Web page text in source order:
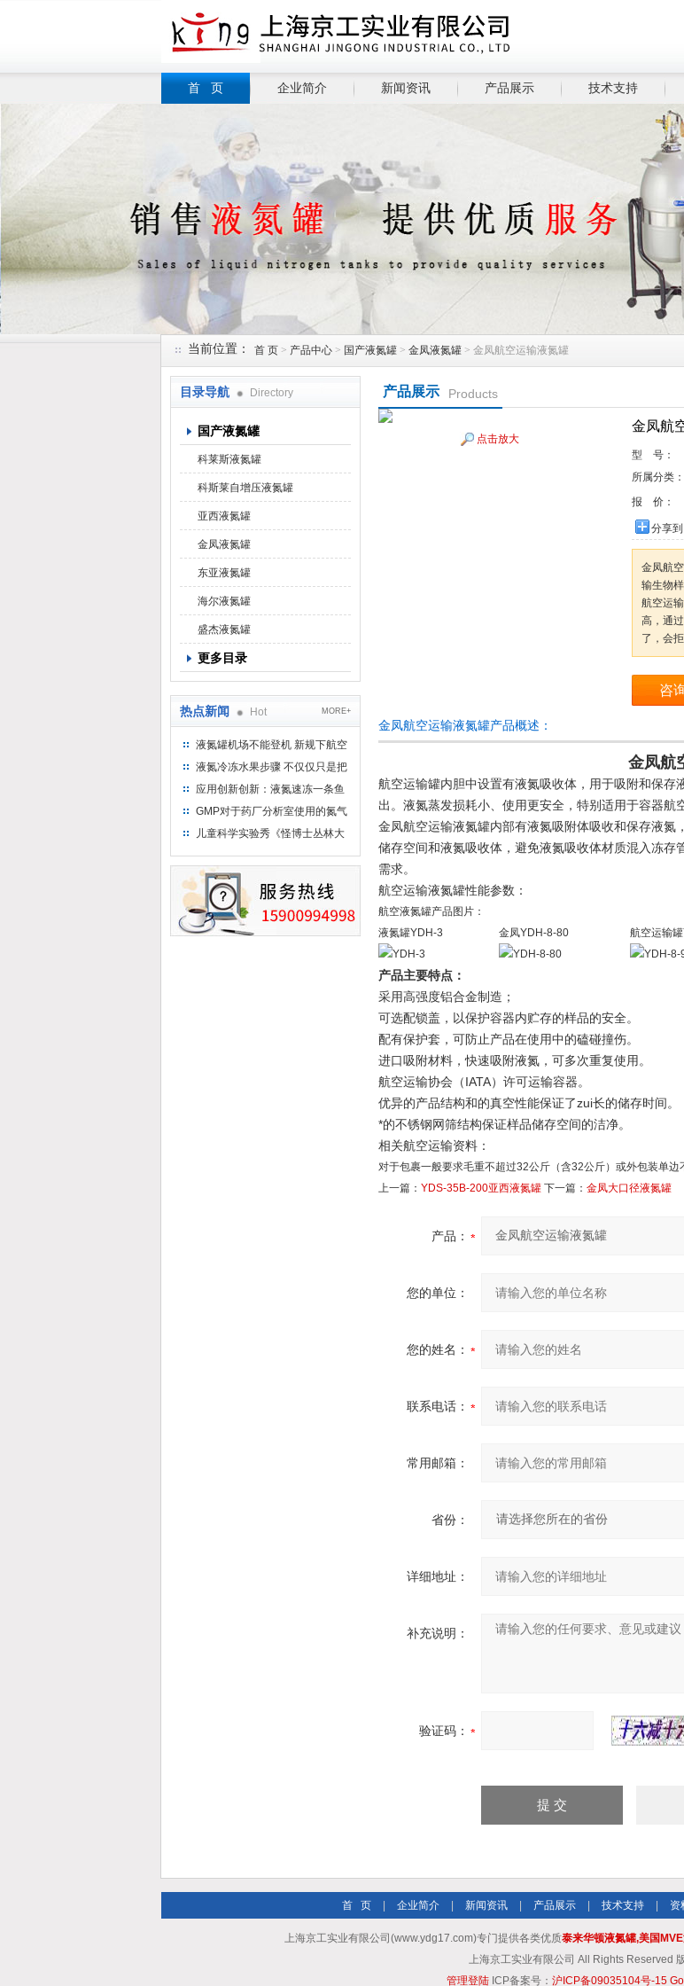
上海京工实业有限公司
首 页 企业简介 新闻资讯 产品展示 技术支持
当前位置： 首 页 > 产品中心 > 国产液氮罐 > 金凤液氮罐 > 金凤航空运输液氮罐
目录导航 Directory
国产液氮罐
科莱斯液氮罐
科斯莱自增压液氮罐
亚西液氮罐
金凤液氮罐
东亚液氮罐
海尔液氮罐
盛杰液氮罐
更多目录
热点新闻 Hot MORE+
液氮罐机场不能登机 新规下航空
运输罐能否上飞机
液氮冷冻水果步骤 不仅仅只是把
水果扔到液氮中
应用创新创新：液氮速冻一条鱼
只需15分钟 保持活鲜一整年
GMP对于药厂分析室使用的氮气
钢瓶存放标准
儿童科学实验秀《怪博士丛林大
及
产品展示 Products
点击放大
金凤航
型 号：
所属分类：
报 价：
分享到
金凤航
输生物
航空运
高，通
了，会
咨
金凤航空运输液氮罐产品概述：
金凤航
航空运输罐内胆中设置有液氮吸收体，用于吸附和保
出。液氮蒸发损耗小、使用更安全，特别适用于容器航
金凤航空运输液氮罐内部有液氮吸附体吸收和保存液
储存空间和液氮吸收体，避免液氮吸收体材质混入冻
需求。
航空运输液氮罐性能参数：
航空液氮罐产品图片：
液氮罐YDH-3
金凤YDH-8-80 航空运输
产品主要特点：
采用高强度铝合金制造；
可选配锁盖，以保护容器内贮存的样品的安全。
配有保护套，可防止产品在使用中的磕碰撞伤。
进口吸附材料，快速吸附液氮，可多次重复使用。
航空运输协会（IATA）许可运输容器。
优异的产品结构和的真空性能保证了zui长的储存时间。
*的不锈钢网筛结构保证样品储存空间的洁净。
相关航空运输资料：
对于包裹一般要求毛重不超过32公斤（含32公斤）或外包装单边
上一篇： YDS-35B-200亚西液氮罐 下一篇： 金凤大口径液氮罐
产品：
您的单位：
您的姓名：
联系电话：
常用邮箱：
省份：
详细地址：
补充说明：
验证码：
首 页 企业简介 新闻资讯 产品展示 技术支持 资
上海京工实业有限公司(www.ydg17.com)专门提供各类优质泰来华顿液氮罐,美国
上海京工实业有限公司 All Rights Reserved
管理登陆ICP备案号： 沪ICP备09035104号-15